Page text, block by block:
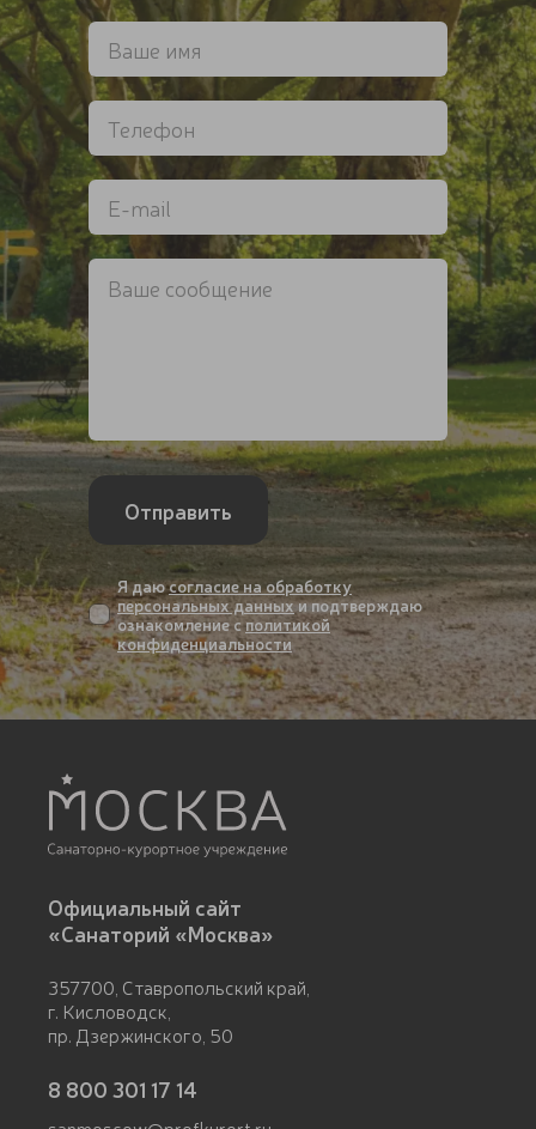
Отправить
Я даюсогласие на обработку
персональных данныхи подтверждаю
ознакомление сполитикой
конфиденциальности
Официальный сайт
«Санаторий «Москва»
357700, Ставропольский край,
г. Кисловодск,
пр. Дзержинского, 50
8 800 301 17 14